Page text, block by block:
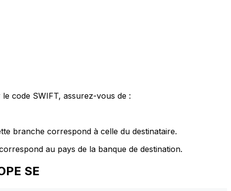
code SWIFT, assurez-vous de :
branche correspond à celle du destinataire.
au pays de la banque de destination.
SE